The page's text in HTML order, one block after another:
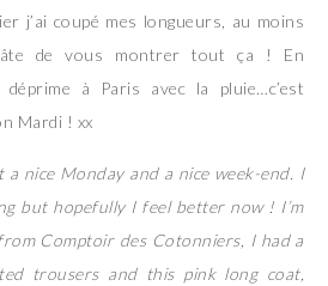
j’ai coupé mes longueurs, au moins
de vous montrer tout ça ! En
à Paris avec la pluie…c’est
Mardi ! xx
nice Monday and a nice week-end. I
but hopefully I feel better now ! I’m
Comptoir des Cotonniers, I had a
trousers and this pink long coat,